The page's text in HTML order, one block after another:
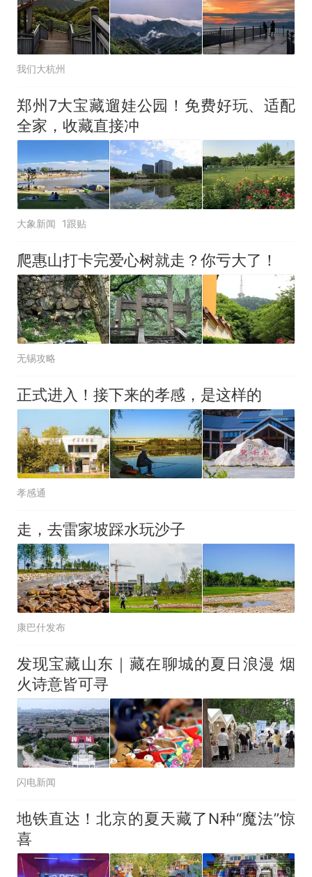
我们大杭州
郑州7大宝藏遛娃公园！免费好玩、适配
全家，收藏直接冲
大象新闻 1跟贴
爬惠山打卡完爱心树就走？你亏大了！
无锡攻略
正式进入！接下来的孝感，是这样的
孝感通
走，去雷家坡踩水玩沙子
康巴什发布
发现宝藏山东｜藏在聊城的夏日浪漫 烟
火诗意皆可寻
闪电新闻
地铁直达！北京的夏天藏了N种“魔法”惊
喜